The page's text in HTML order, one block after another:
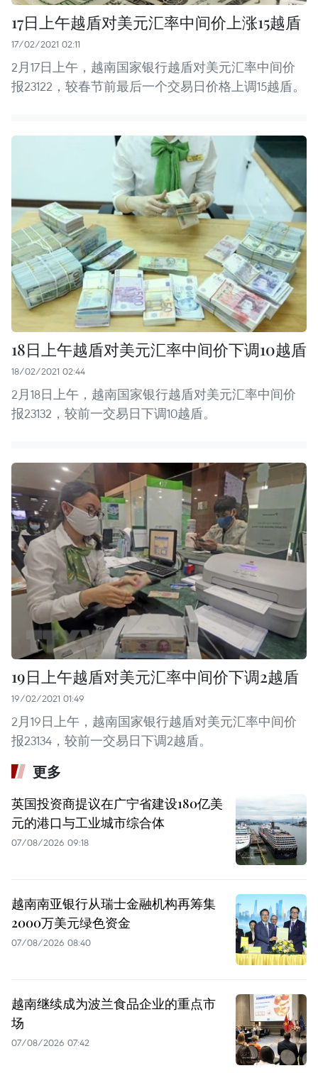
17日上午越盾对美元汇率中间价上涨15越盾
17/02/2021 02:11
2月17日上午，越南国家银行越盾对美元汇率中间价
报23122，较春节前最后一个交易日价格上调15越盾。
18日上午越盾对美元汇率中间价下调10越盾
18/02/2021 02:44
2月18日上午，越南国家银行越盾对美元汇率中间价
报23132，较前一交易日下调10越盾。
19日上午越盾对美元汇率中间价下调2越盾
19/02/2021 01:49
2月19日上午，越南国家银行越盾对美元汇率中间价
报23134，较前一交易日下调2越盾。
更多
英国投资商提议在广宁省建设180亿美
元的港口与工业城市综合体
07/08/2026 09:18
越南南亚银行从瑞士金融机构再筹集
2000万美元绿色资金
07/08/2026 08:40
越南继续成为波兰食品企业的重点市
场
07/08/2026 07:42